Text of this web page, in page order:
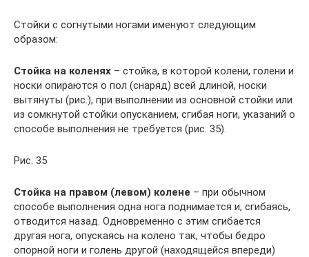
Стойки с согнутыми ногами именуют следующим
образом:
Стойка на коленях – стойка, в которой колени, голени и
носки опираются о пол (снаряд) всей длиной, носки
вытянуты (рис.), при выполнении из основной стойки или
из сомкнутой стойки опусканием, сгибая ноги, указаний о
способе выполнения не требуется (рис. 35).
Рис. 35
Стойка на правом (левом) колене – при обычном
способе выполнения одна нога поднимается и, сгибаясь,
отводится назад. Одновременно с этим сгибается
другая нога, опускаясь на колено так, чтобы бедро
опорной ноги и голень другой (находящейся впереди)